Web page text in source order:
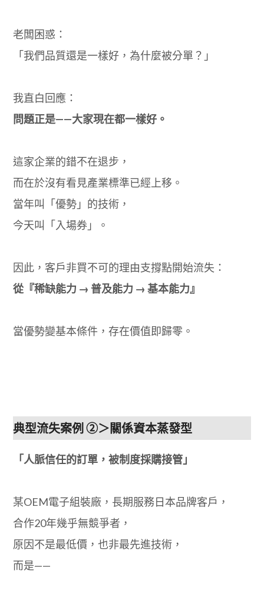
老闆困惑：
「我們品質還是一樣好，為什麼被分單？」
我直白回應：
問題正是——大家現在都一樣好。
這家企業的錯不在退步，
而在於沒有看見產業標準已經上移。
當年叫「優勢」的技術，
今天叫「入場券」。
因此，客戶非買不可的理由支撐點開始流失：
從『稀缺能力 → 普及能力 → 基本能力』
當優勢變基本條件，存在價值即歸零。
典型流失案例 ②＞關係資本蒸發型
「人脈信任的訂單，被制度採購接管」
某OEM電子組裝廠，長期服務日本品牌客戶，
合作20年幾乎無競爭者，
原因不是最低價，也非最先進技術，
而是——